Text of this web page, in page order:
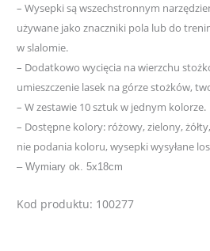
– Wysepki są wszechstronnym
używane jako znaczniki pola lub do
w slalomie.
– Dodatkowo wycięcia na wierzchu
umieszczenie lasek na górze stożków,
– W zestawie 10 sztuk w jednym kolorze.
– Dostępne kolory: różowy, zielony,
nie podania koloru, wysepki wysyłane
– Wymiary ok. 5x18cm
Kod produktu: 100277